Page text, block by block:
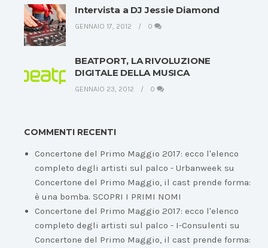
Intervista a DJ Jessie Diamond
GENNAIO 17, 2012 0
BEATPORT, LA RIVOLUZIONE
DIGITALE DELLA MUSICA
GENNAIO 23, 2012 0
COMMENTI RECENTI
Concertone del Primo Maggio 2017: ecco l'elenco
completo degli artisti sul palco - Urbanweek su
Concertone del Primo Maggio, il cast prende forma:
è una bomba. SCOPRI I PRIMI NOMI
Concertone del Primo Maggio 2017: ecco l'elenco
completo degli artisti sul palco - I-Consulenti su
Concertone del Primo Maggio, il cast prende forma: